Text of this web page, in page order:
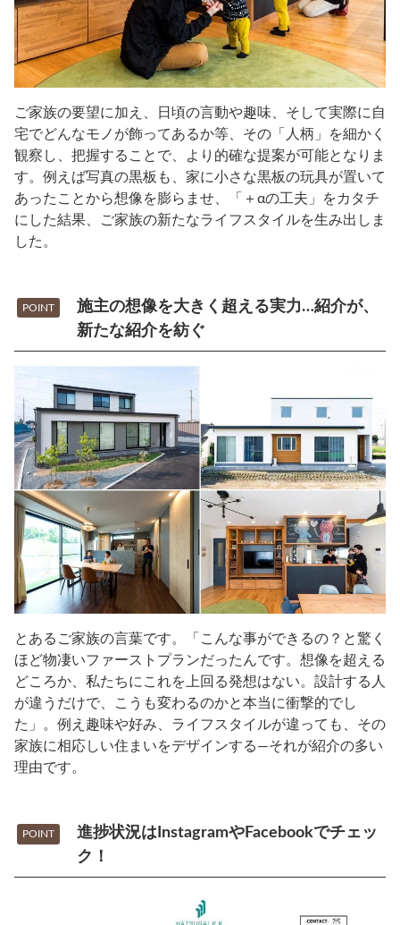
ご家族の要望に加え、日頃の言動や趣味、そして実際に自
宅でどんなモノが飾ってあるか等、その「人柄」を細かく
観察し、把握することで、より的確な提案が可能となりま
す。例えば写真の黒板も、家に小さな黒板の玩具が置いて
あったことから想像を膨らませ、「＋αの工夫」をカタチ
にした結果、ご家族の新たなライフスタイルを生み出しま
した。
POINT
施主の想像を大きく超える実力…紹介が、
新たな紹介を紡ぐ
とあるご家族の言葉です。「こんな事ができるの？と驚く
ほど物凄いファーストプランだったんです。想像を超える
どころか、私たちにこれを上回る発想はない。設計する人
が違うだけで、こうも変わるのかと本当に衝撃的でし
た」。例え趣味や好み、ライフスタイルが違っても、その
家族に相応しい住まいをデザインする―それが紹介の多い
理由です。
POINT
進捗状況はInstagramやFacebookでチェッ
ク！